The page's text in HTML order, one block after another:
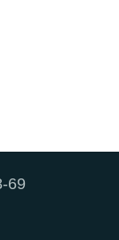
69